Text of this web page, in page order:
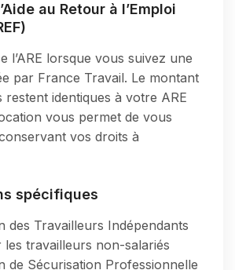
au Retour à l’Emploi
l’ARE lorsque vous suivez une
par France Travail. Le montant
restent identiques à votre ARE
vous permet de vous
vos droits à
spécifiques
des Travailleurs Indépendants
travailleurs non-salariés
de Sécurisation Professionnelle